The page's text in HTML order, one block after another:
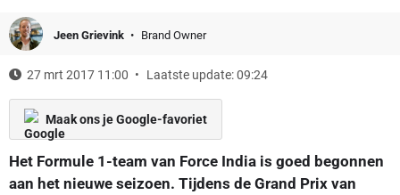
Jeen Grievink Brand Owner
27 mrt 2017 11:00 Laatste update: 09:24
Maak ons je Google-favoriet
Het Formule 1-team van Force India is goed begonnen
aan het nieuwe seizoen. Tijdens de Grand Prix van